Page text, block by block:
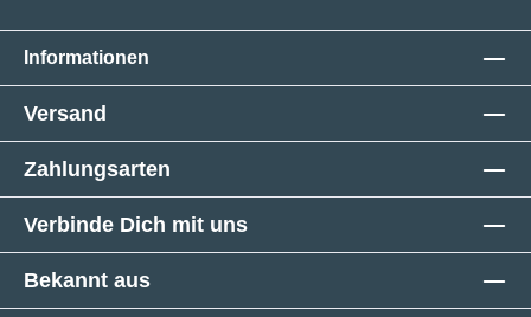
Informationen
Versand
Zahlungsarten
Verbinde Dich mit uns
Bekannt aus